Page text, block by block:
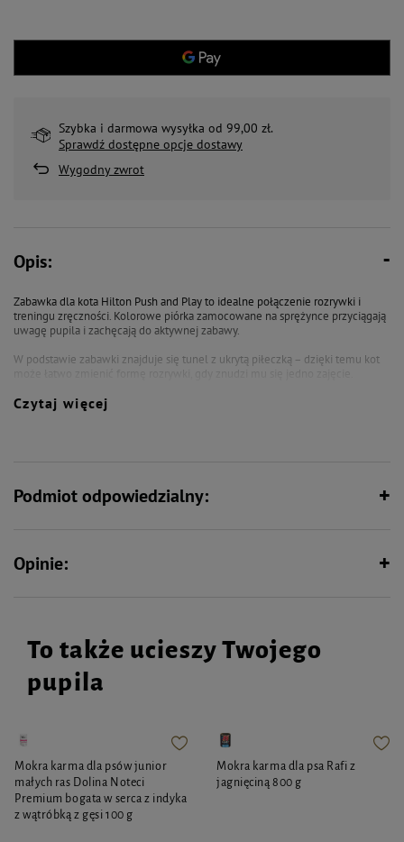
Szybka i darmowa wysyłka od 99,00 zł.
Sprawdź dostępne opcje dostawy
Wygodny zwrot
Opis:
Zabawka dla kota Hilton Push and Play to idealne połączenie rozrywki i
treningu zręczności. Kolorowe piórka zamocowane na sprężynce przyciągają
uwagę pupila i zachęcają do aktywnej zabawy.
W podstawie zabawki znajduje się tunel z ukrytą piłeczką – dzięki temu kot
Hilton Push and Play wspiera rozwój spostrzegawczości, zwinności i sprytu.
Czytaj więcej
Podmiot odpowiedzialny:
Opinie:
To także ucieszy Twojego
pupila
Mokra karma dla psów junior
małych ras Dolina Noteci
Premium bogata w serca z indyka
z wątróbką z gęsi 100 g
Mokra karma dla psa Rafi z
jagnięciną 800 g